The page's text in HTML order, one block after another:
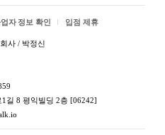
자 정보 확인 입점 제휴
사 / 박정신
길 8 평익빌딩 2층 [06242]